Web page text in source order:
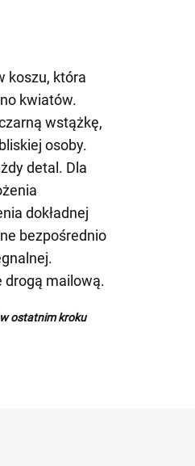
koszu, która
kwiatów.
wstążkę,
osoby.
detal. Dla
dokładnej
bezpośrednio
drogą mailową.
ostatnim kroku